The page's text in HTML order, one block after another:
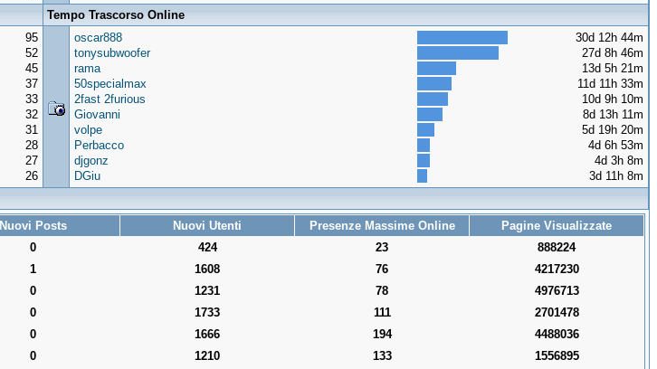
Tempo Trascorso Online
95
52
45
37
33
32
31
28
27
26
oscar888
30d 12h 44m
tonysubwoofer
27d 8h 46m
rama
13d 5h 21m
50specialmax
11d 11h 33m
2fast 2furious
10d 9h 10m
Giovanni
8d 13h 11m
volpe
5d 19h 20m
Perbacco
4d 6h 53m
djgonz
4d 3h 8m
DGiu
3d 11h 8m
Nuovi Posts Nuovi Utenti Presenze Massime Online
Pagine Visualizzate
0 424 23
888224
1 1608 76
4217230
0 1231 78
4976713
0 1733 111
2701478
0 1666 194
4488036
0 1210 133
1556895